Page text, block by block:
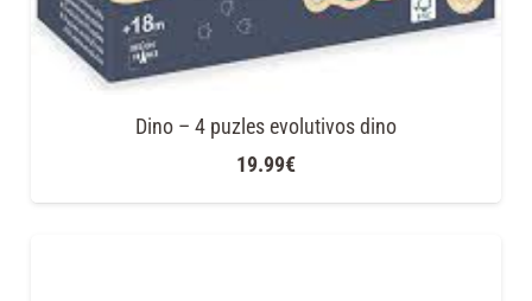
Dino – 4 puzles evolutivos dino
19.99€